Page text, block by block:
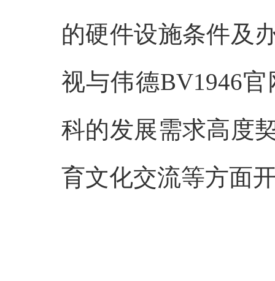
的硬件设施条件及
视与伟德BV1946
科的发展需求高度
育文化交流等方面